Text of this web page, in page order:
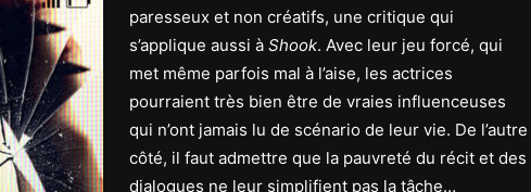
paresseux et non créatifs, une critique qui
s’applique aussi à Shook. Avec leur jeu forcé, qui
met même parfois mal à l’aise, les actrices
pourraient très bien être de vraies influenceuses
qui n’ont jamais lu de scénario de leur vie. De l’autre
côté, il faut admettre que la pauvreté du récit et des
dialogues ne leur simplifient pas la tâche…